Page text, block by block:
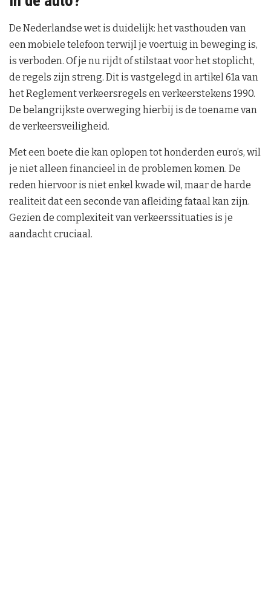
De Nederlandse wet is duidelijk: het vasthouden van
een mobiele telefoon terwijl je voertuig in beweging is,
is verboden. Of je nu rijdt of stilstaat voor het stoplicht,
de regels zijn streng. Dit is vastgelegd in artikel 61a van
het Reglement verkeersregels en verkeerstekens 1990.
De belangrijkste overweging hierbij is de toename van
de verkeersveiligheid.
Met een boete die kan oplopen tot honderden euro’s, wil
je niet alleen financieel in de problemen komen. De
reden hiervoor is niet enkel kwade wil, maar de harde
realiteit dat een seconde van afleiding fataal kan zijn.
Gezien de complexiteit van verkeerssituaties is je
aandacht cruciaal.